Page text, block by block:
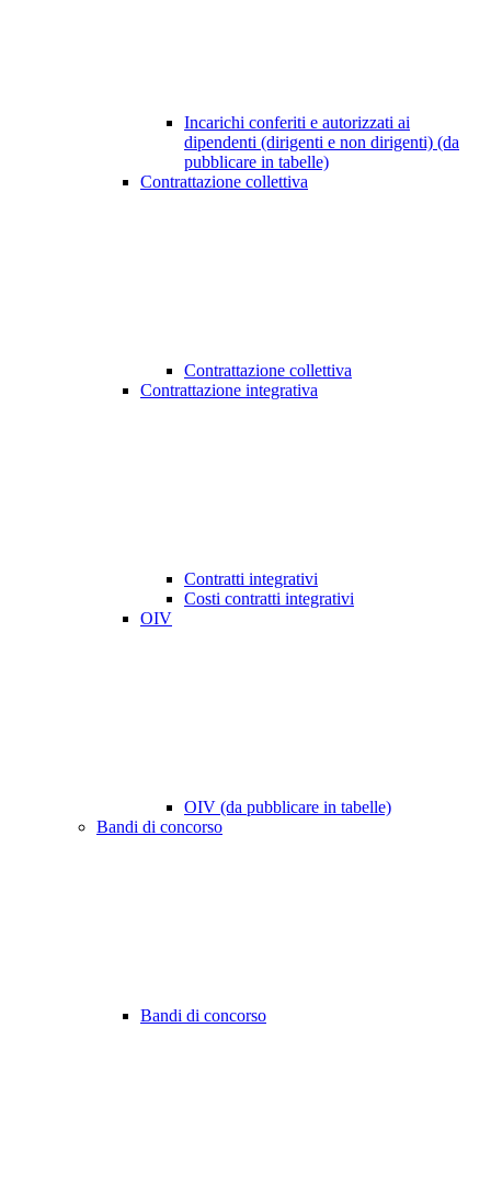
Incarichi conferiti e autorizzati ai
dipendenti (dirigenti e non dirigenti) (da
pubblicare in tabelle)
Contrattazione collettiva
Contrattazione collettiva
Contrattazione integrativa
Contratti integrativi
Costi contratti integrativi
OIV
OIV (da pubblicare in tabelle)
Bandi di concorso
Bandi di concorso